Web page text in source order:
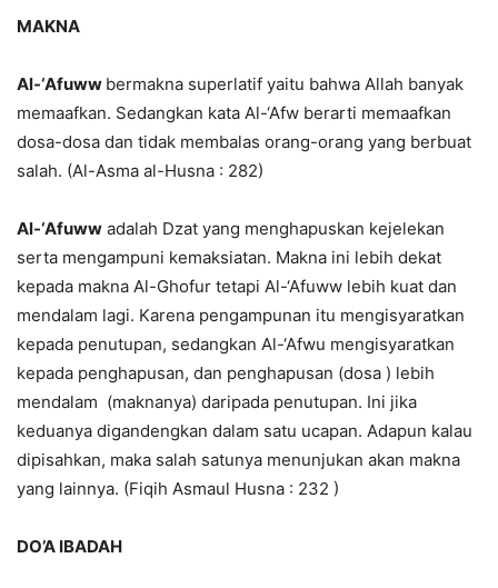
MAKNA
Al-‘Afuww bermakna superlatif yaitu bahwa Allah banyak
memaafkan. Sedangkan kata Al-‘Afw berarti memaafkan
dosa-dosa dan tidak membalas orang-orang yang berbuat
salah. (Al-Asma al-Husna : 282)
Al-‘Afuww adalah Dzat yang menghapuskan kejelekan
serta mengampuni kemaksiatan. Makna ini lebih dekat
kepada makna Al-Ghofur tetapi Al-‘Afuww lebih kuat dan
mendalam lagi. Karena pengampunan itu mengisyaratkan
kepada penutupan, sedangkan Al-‘Afwu mengisyaratkan
kepada penghapusan, dan penghapusan (dosa ) lebih
mendalam (maknanya) daripada penutupan. Ini jika
keduanya digandengkan dalam satu ucapan. Adapun kalau
dipisahkan, maka salah satunya menunjukan akan makna
yang lainnya. (Fiqih Asmaul Husna : 232 )
DO’A IBADAH